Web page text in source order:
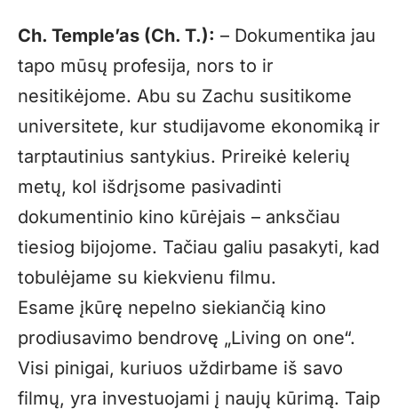
Ch. Temple’as (Ch. T.): – Dokumentika jau
tapo mūsų profesija, nors to ir
nesitikėjome. Abu su Zachu susitikome
universitete, kur studijavome ekonomiką ir
tarptautinius santykius. Prireikė kelerių
metų, kol išdrįsome pasivadinti
dokumentinio kino kūrėjais – anksčiau
tiesiog bijojome. Tačiau galiu pasakyti, kad
tobulėjame su kiekvienu filmu.
Esame įkūrę nepelno siekiančią kino
prodiusavimo bendrovę „Living on one“.
Visi pinigai, kuriuos uždirbame iš savo
filmų, yra investuojami į naujų kūrimą. Taip